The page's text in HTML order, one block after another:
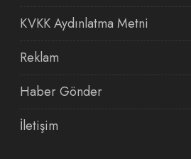
KVKK Aydınlatma Metni
Reklam
Haber Gönder
İletişim